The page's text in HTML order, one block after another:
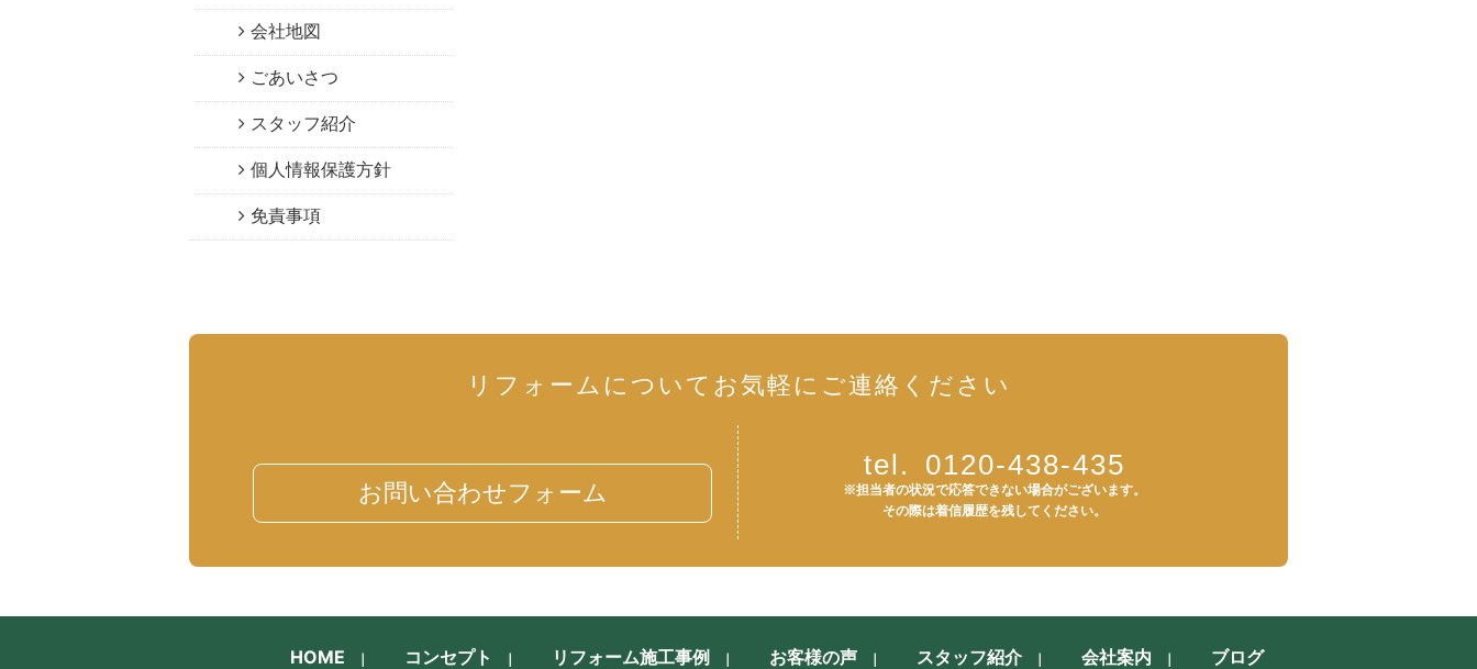
会社地図
ごあいさつ
スタッフ紹介
個人情報保護方針
免責事項
リフォームについて お気軽にご連絡ください
お問い合わせフォーム
tel. 0120-438-435
※担当者の状況で応答できない場合がございます。
その際は着信履歴を残してください。
HOME コンセプト リフォーム施工事例 お客様の声 スタッフ紹介 会社案内 ブログ